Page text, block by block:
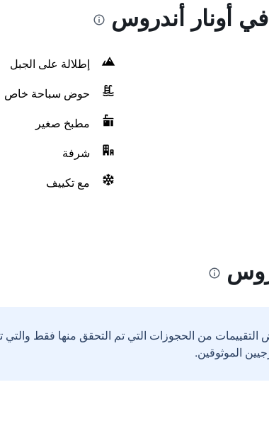
أونار أندروس
إطلالة على الجبل
حوض سباحة خاص
مطبخ صغير
شرفة
مع تكييف
من الحجوزات التي تم التحقق منها فقط